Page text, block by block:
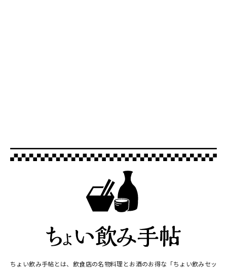
ちょい飲み手帖とは、飲食店の名物料理とお酒のお得な「ちょい飲みセッ